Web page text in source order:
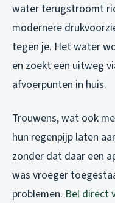
water terugstroomt
modernere
tegen je. Het water
en zoekt een uitweg
afvoerpunten in huis.
Trouwens, wat ook
hun regenpijp laten
zonder dat daar een
was vroeger
problemen. Bel direct